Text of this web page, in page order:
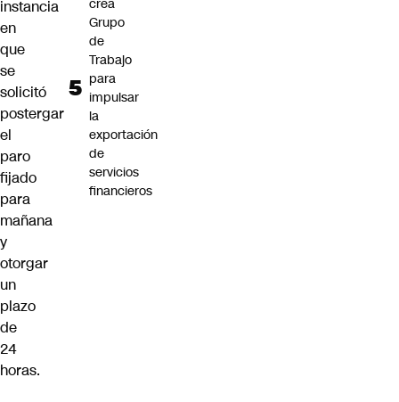
instancia
en
que
se
solicitó
postergar
el
paro
fijado
para
mañana
y
otorgar
un
plazo
de
24
horas.
crea
Grupo
de
Trabajo
para
impulsar
la
exportación
de
servicios
financieros